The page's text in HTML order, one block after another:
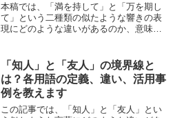
本稿では、「満を持して」と「万を期し
て」という二種類の似たような響きの表
現にどのような違いがあるのか、意味、
味について「満を持して」は、適切な時
期や機会を見極め、最適な...
「知人」と「友人」の境界線と
は？各用語の定義、違い、活用事
例を教えます
この記事では、「知人」と「友人」とい